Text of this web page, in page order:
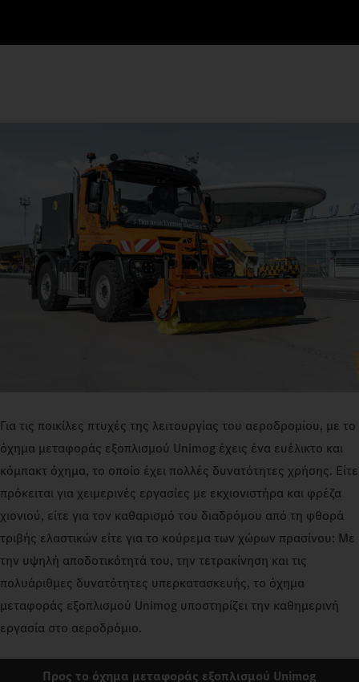
Για τις ποικίλες πτυχές της λειτουργίας του αεροδρομίου, με το
όχημα μεταφοράς εξοπλισμού Unimog έχεις ένα ευέλικτο και
κόμπακτ όχημα, το οποίο έχει πολλές δυνατότητες χρήσης. Είτε
πρόκειται για χειμερινές εργασίες με εκχιονιστήρα και φρέζα
χιονιού, είτε για τον καθαρισμό του διαδρόμου από τη φθορά
τριβής ελαστικών είτε για το κούρεμα των χώρων πρασίνου: Με
την υψηλή αποδοτικότητά του, την τετρακίνηση και τις
πολυάριθμες δυνατότητες υπερκατασκευής, το όχημα
μεταφοράς εξοπλισμού Unimog υποστηρίζει την καθημερινή
εργασία στο αεροδρόμιο.
Προς το όχημα μεταφοράς εξοπλισμού Unimog